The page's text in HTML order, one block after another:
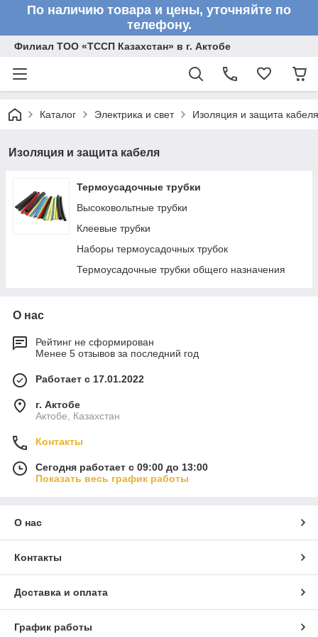
По наличию товара и цены, уточняйте по
телефону.
Филиал ТОО «ТССП Казахстан» в г. Актобе
Каталог Электрика и свет Изоляция и защита кабеля
Изоляция и защита кабеля
Термоусадочные трубки
Высоковольтные трубки
Клеевые трубки
Наборы термоусадочных трубок
Термоусадочные трубки общего назначения
О нас
Рейтинг не сформирован
Менее 5 отзывов за последний год
Работает с 17.01.2022
г. Актобе
Актобе, Казахстан
Контакты
Сегодня работает с 09:00 до 13:00
Показать весь график работы
О нас
Контакты
Доставка и оплата
График работы